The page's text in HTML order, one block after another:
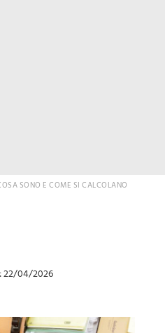
SONO E COME SI CALCOLANO
22/04/2026